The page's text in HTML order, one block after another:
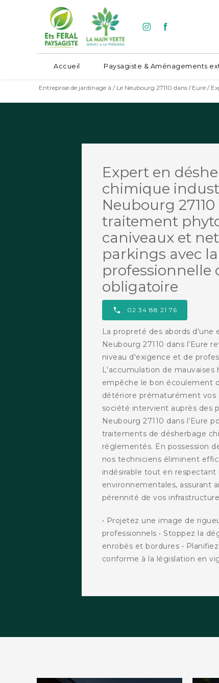
Accueil Paysagiste & Aménagements
Entreprise de jardinage à / Le Neubourg 27110 dans l’Eure /
Expert en
chimique
Neubourg 27110
traitement
caniveaux et
parkings avec
professionnelle
obligatoire
02 34 88 21 76
La propreté des abords d'une
Neubourg 27110 dans l’Eure
niveau d'exigence et de
L'accumulation de mauvaises
empêche le bon écoulement
détériore prématurément vos
société intervient auprès des
Neubourg 27110 dans l’Eure
traitements de désherbage
réglementés. En possession
nos techniciens éliminent
indésirable tout en respectant
environnementales, assurant
pérennité de vos
• Projetez une image de
professionnels • Stoppez la
enrobés et bordures •
conforme à la législation en